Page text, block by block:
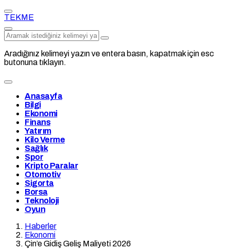
TEKME
Aradığınız kelimeyi yazın ve entera basın, kapatmak için esc
butonuna tıklayın.
Anasayfa
Bilgi
Ekonomi
Finans
Yatırım
Kilo Verme
Sağlık
Spor
Kripto Paralar
Otomotiv
Sigorta
Borsa
Teknoloji
Oyun
Haberler
Ekonomi
Çin’e Gidiş Geliş Maliyeti 2026